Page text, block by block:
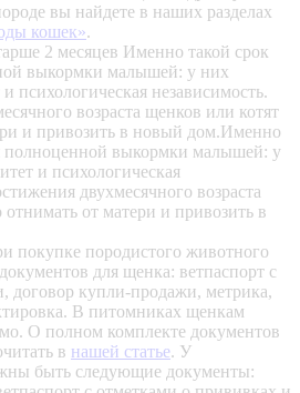
вы найдете в наших разделах
кошек».
2 месяцев Именно такой срок
выкормки малышей: у них
психологическая независимость.
возраста щенков или котят
и привозить в новый дом.Именно
полноценной выкормки малышей: у
и психологическая
двухмесячного возраста
от матери и привозить в
покупке породистого животного
для щенка: ветпаспорт с
договор купли-продажи, метрика,
В питомниках щенкам
О полном комплекте документов
в нашей статье. У
быть следующие документы: